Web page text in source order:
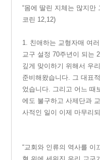
“몸에 딸린 지체는 많지만
코린 12,12)
1. 친애하는 교형자매 여
교구 설정 70주년이 되는
깊게 맞이하기 위해서 우
준비해왔습니다. 그 대표
었습니다. 그리고 어느 때
에도 불구하고 사제단과
사적인 일이 이제 마무리
“교회와 인류의 역사를 이